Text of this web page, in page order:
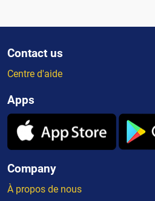
Contact us
Centre d'aide
Apps
Company
À propos de nous